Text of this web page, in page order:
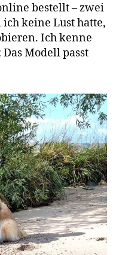
bestellt – zwei
keine Lust hatte,
Ich kenne
Modell passt